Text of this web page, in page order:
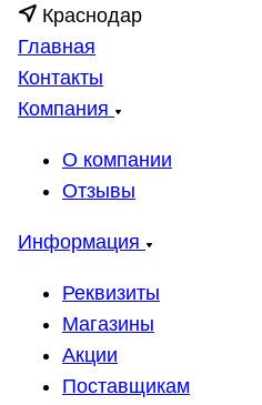
Краснодар
Главная
Контакты
Компания
О компании
Отзывы
Информация
Реквизиты
Магазины
Акции
Поставщикам